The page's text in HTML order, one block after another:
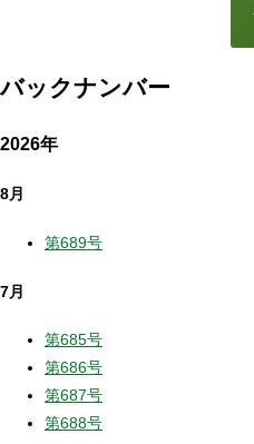
バックナンバー
2026年
8月
第689号
7月
第685号
第686号
第687号
第688号